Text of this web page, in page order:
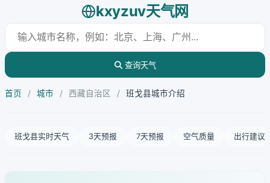
kxyzuv天气网
查询天气
首页 / 城市 / 西藏自治区 / 班戈县城市介绍
班戈县实时天气 3天预报 7天预报 空气质量 出行建议